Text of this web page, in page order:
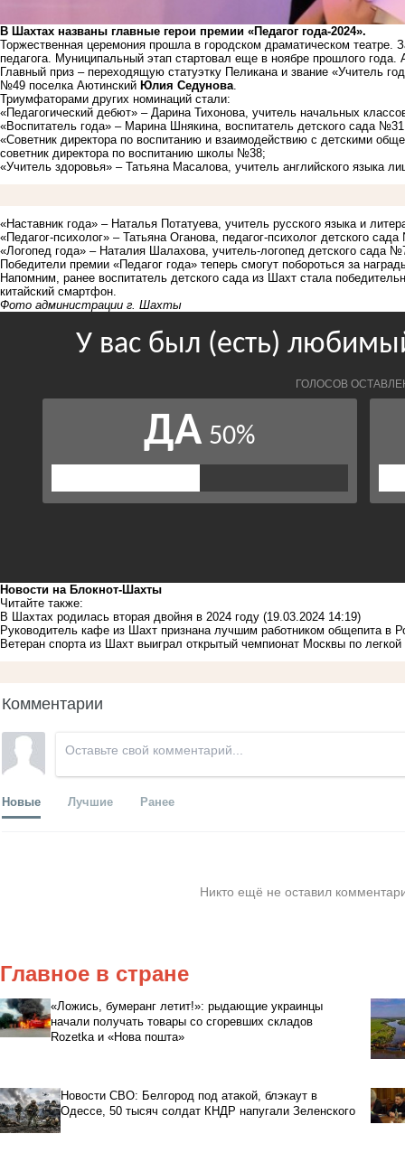
В Шахтах названы главные герои премии «Педагог года-2024».
Торжественная церемония прошла в городском драматическом театре.
педагога. Муниципальный этап стартовал еще в ноябре прошлого
Главный приз – переходящую статуэтку Пеликана и звание «Учитель
№49 поселка Аютинский Юлия Седунова
Триумфаторами других номинаций стали:
«Педагогический дебют» – Дарина Тихонова, учитель начальных
«Воспитатель года» – Марина Шнякина, воспитатель детского сада
«Советник директора по воспитанию и взаимодействию с детскими
советник директора по воспитанию школы №38;
«Учитель здоровья» – Татьяна Масалова, учитель английского языка
«Наставник года» – Наталья Потатуева, учитель русского языка и
«Педагог-психолог» – Татьяна Оганова, педагог-психолог детского
«Логопед года» – Наталия Шалахова, учитель-логопед детского сада
Победители премии «Педагог года» теперь смогут побороться за
Напомним, ранее воспитатель детского сада из Шахт стала
китайский смартфон.
Фото администрации г. Шахты
Новости на Блoкнoт-Шахты
Читайте также:
В Шахтах родилась вторая двойня в 2024 году (19.03.2024 14:19)
Руководитель кафе из Шахт признана лучшим работником общепита в
Ветеран спорта из Шахт выиграл открытый чемпионат Москвы по легкой
Комментарии
Новые Лучшие Ранее
Никто ещё не оставил
Главное в стране
«Ложись, бумеранг летит!»: рыдающие украинцы
начали получать товары со сгоревших складов
Rozetka и «Нова пошта»
Новости СВО: Белгород под атакой, блэкаут в
Одессе, 50 тысяч солдат КНДР напугали Зеленского